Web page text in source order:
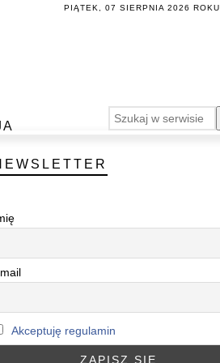
PIĄTEK, 07 SIERPNIA 2026 ROKU.
Akceptuję regulamin